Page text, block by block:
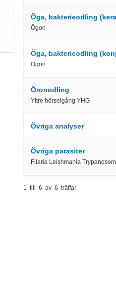
Öga, bakterieodling
Ögon
Öga, bakterieodling
Ögon
Öronodling
Yttre hörselgång YHG
Övriga analyser
Övriga parasiter
Filaria Leishmania
1 till 6 av 6 träffar